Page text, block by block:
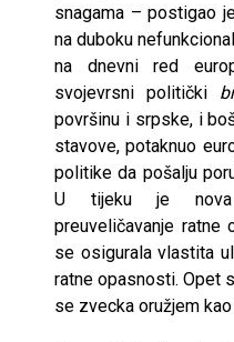
snagama – postigao
na duboku
na dnevni red
svojevrsni politički
površinu i srpske, i
stavove, potaknuo
politike da pošalju
U tijeku je nova
preuveličavanje
se osigurala vlastita
ratne opasnosti. Opet
se zvecka oružjem